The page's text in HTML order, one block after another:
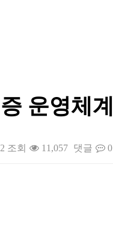
운영체계
조회 11,057 댓글 0